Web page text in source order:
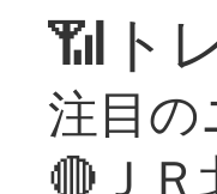
📶ト
注目の
🔴Ｊ